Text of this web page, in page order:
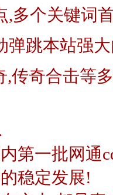
,多个关键词
弹跳本站强
,传奇合击等
第一批网通
稳定发展!